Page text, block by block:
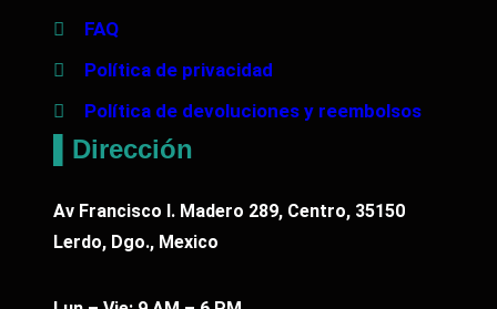
FAQ
Política de privacidad
Política de devoluciones y reembolsos
▌Dirección
Av Francisco I. Madero 289, Centro, 35150
Lerdo, Dgo., Mexico